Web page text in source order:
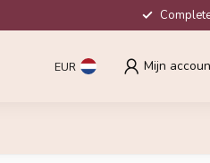
EUR Mijn